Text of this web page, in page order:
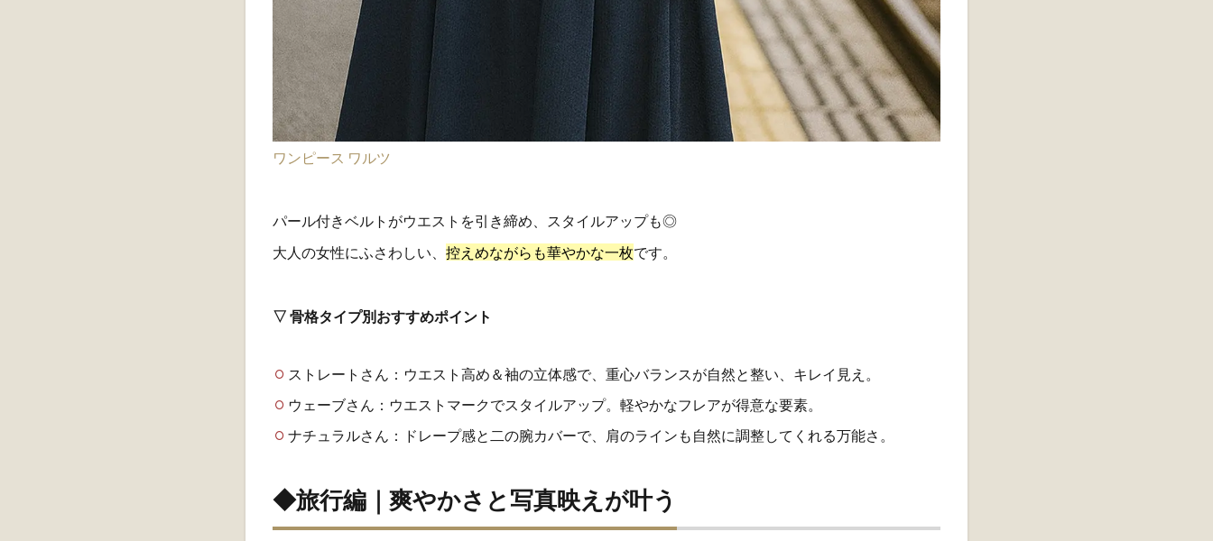
ワンピース ワルツ
パール付きベルトがウエストを引き締め、スタイルアップも◎
大人の女性にふさわしい、 控えめながらも華やかな一枚です。
▽ 骨格タイプ別おすすめポイント
ストレートさん：ウエスト高め＆袖の立体感で、重心バランスが自然と整い、キレイ見え。
ウェーブさん：ウエストマークでスタイルアップ。軽やかなフレアが得意な要素。
ナチュラルさん：ドレープ感と二の腕カバーで、肩のラインも自然に調整してくれる万能さ。
◆旅行編｜爽やかさと写真映えが叶う